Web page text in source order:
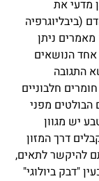
מדעי את
(ביבליוגרפיה
עדכנית שכוללת כ- 1500 מאמרים ניתן
הנושאים
התגובה
חלבוניים
הבולטים מפני
יש מגוון
דרך המזון
להיקשר לתאים,
"דבק ביולוגי"